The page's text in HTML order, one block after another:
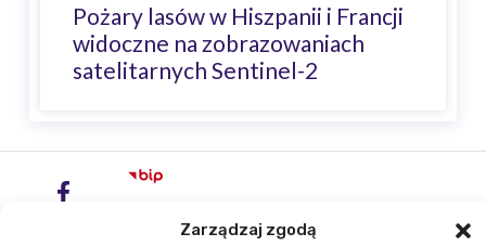
Zarządzaj zgodą
Pożary lasów w Hiszpanii i Francji
widoczne na zobrazowaniach
satelitarnych Sentinel-2